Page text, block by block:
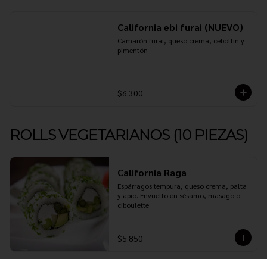
California ebi furai (NUEVO)
Camarón furai, queso crema, cebollín y
pimentón
$6.300
ROLLS VEGETARIANOS (10 PIEZAS)
California Raga
Espárragos tempura, queso crema, palta
y apio. Envuelto en sésamo, masago o
ciboulette
$5.850